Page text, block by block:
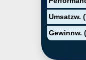
Umsatzw.
Gewinnw.